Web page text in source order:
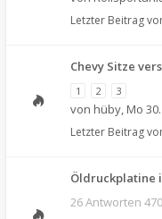
Letzter Beitrag
Chevy Sitze
1 2 3
von hüby, Mo
Letzter Beitrag
Öldruckplatine
26 Antworten